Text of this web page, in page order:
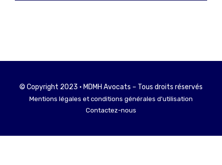
© Copyright 2023 • MDMH Avocats – Tous droits réservés
Mentions légales et conditions générales d'utilisation
Contactez-nous